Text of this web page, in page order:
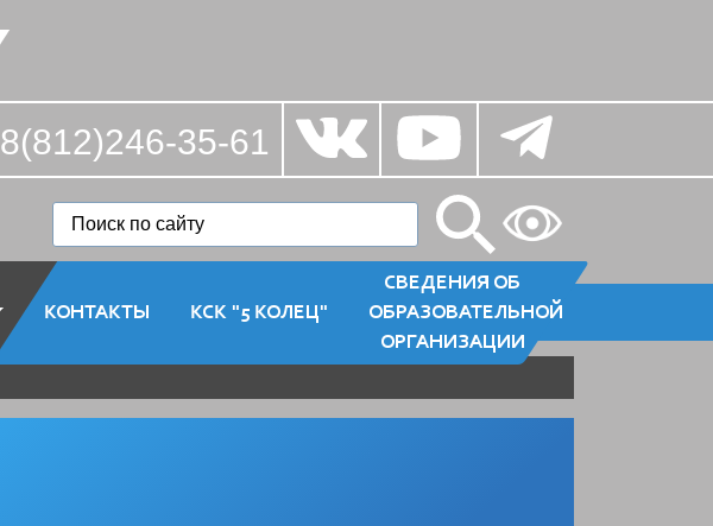
8(812)246-35-61
КОНТАКТЫ КСК "5 КОЛЕЦ"
СВЕДЕНИЯ ОБ
ОБРАЗОВАТЕЛЬНОЙ
ОРГАНИЗАЦИИ